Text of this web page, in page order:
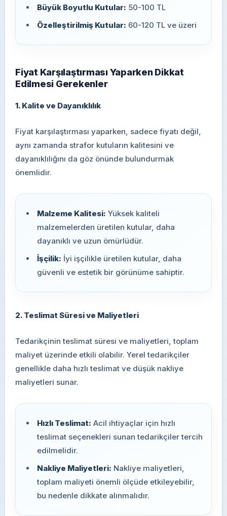
Büyük Boyutlu Kutular: 50-100 TL
Özelleştirilmiş Kutular: 60-120 TL ve üzeri
Fiyat Karşılaştırması Yaparken Dikkat
Edilmesi Gerekenler
1. Kalite ve Dayanıklılık
Fiyat karşılaştırması yaparken, sadece fiyatı değil,
aynı zamanda strafor kutuların kalitesini ve
dayanıklılığını da göz önünde bulundurmak
önemlidir.
Malzeme Kalitesi: Yüksek kaliteli
malzemelerden üretilen kutular, daha
dayanıklı ve uzun ömürlüdür.
İşçilik: İyi işçilikle üretilen kutular, daha
güvenli ve estetik bir görünüme sahiptir.
2. Teslimat Süresi ve Maliyetleri
Tedarikçinin teslimat süresi ve maliyetleri, toplam
maliyet üzerinde etkili olabilir. Yerel tedarikçiler
genellikle daha hızlı teslimat ve düşük nakliye
maliyetleri sunar.
Hızlı Teslimat: Acil ihtiyaçlar için hızlı
teslimat seçenekleri sunan tedarikçiler tercih
edilmelidir.
Nakliye Maliyetleri: Nakliye maliyetleri,
toplam maliyeti önemli ölçüde etkileyebilir,
bu nedenle dikkate alınmalıdır.